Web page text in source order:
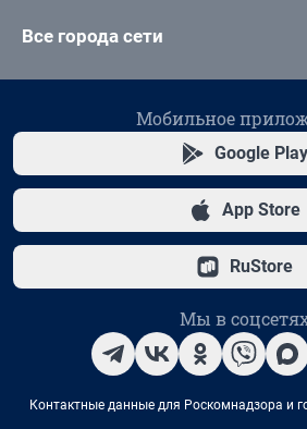
Все города сети
Мобильное
Google Play
App Store
RuStore
Мы в
Контактные данные для Роскомнадзора и